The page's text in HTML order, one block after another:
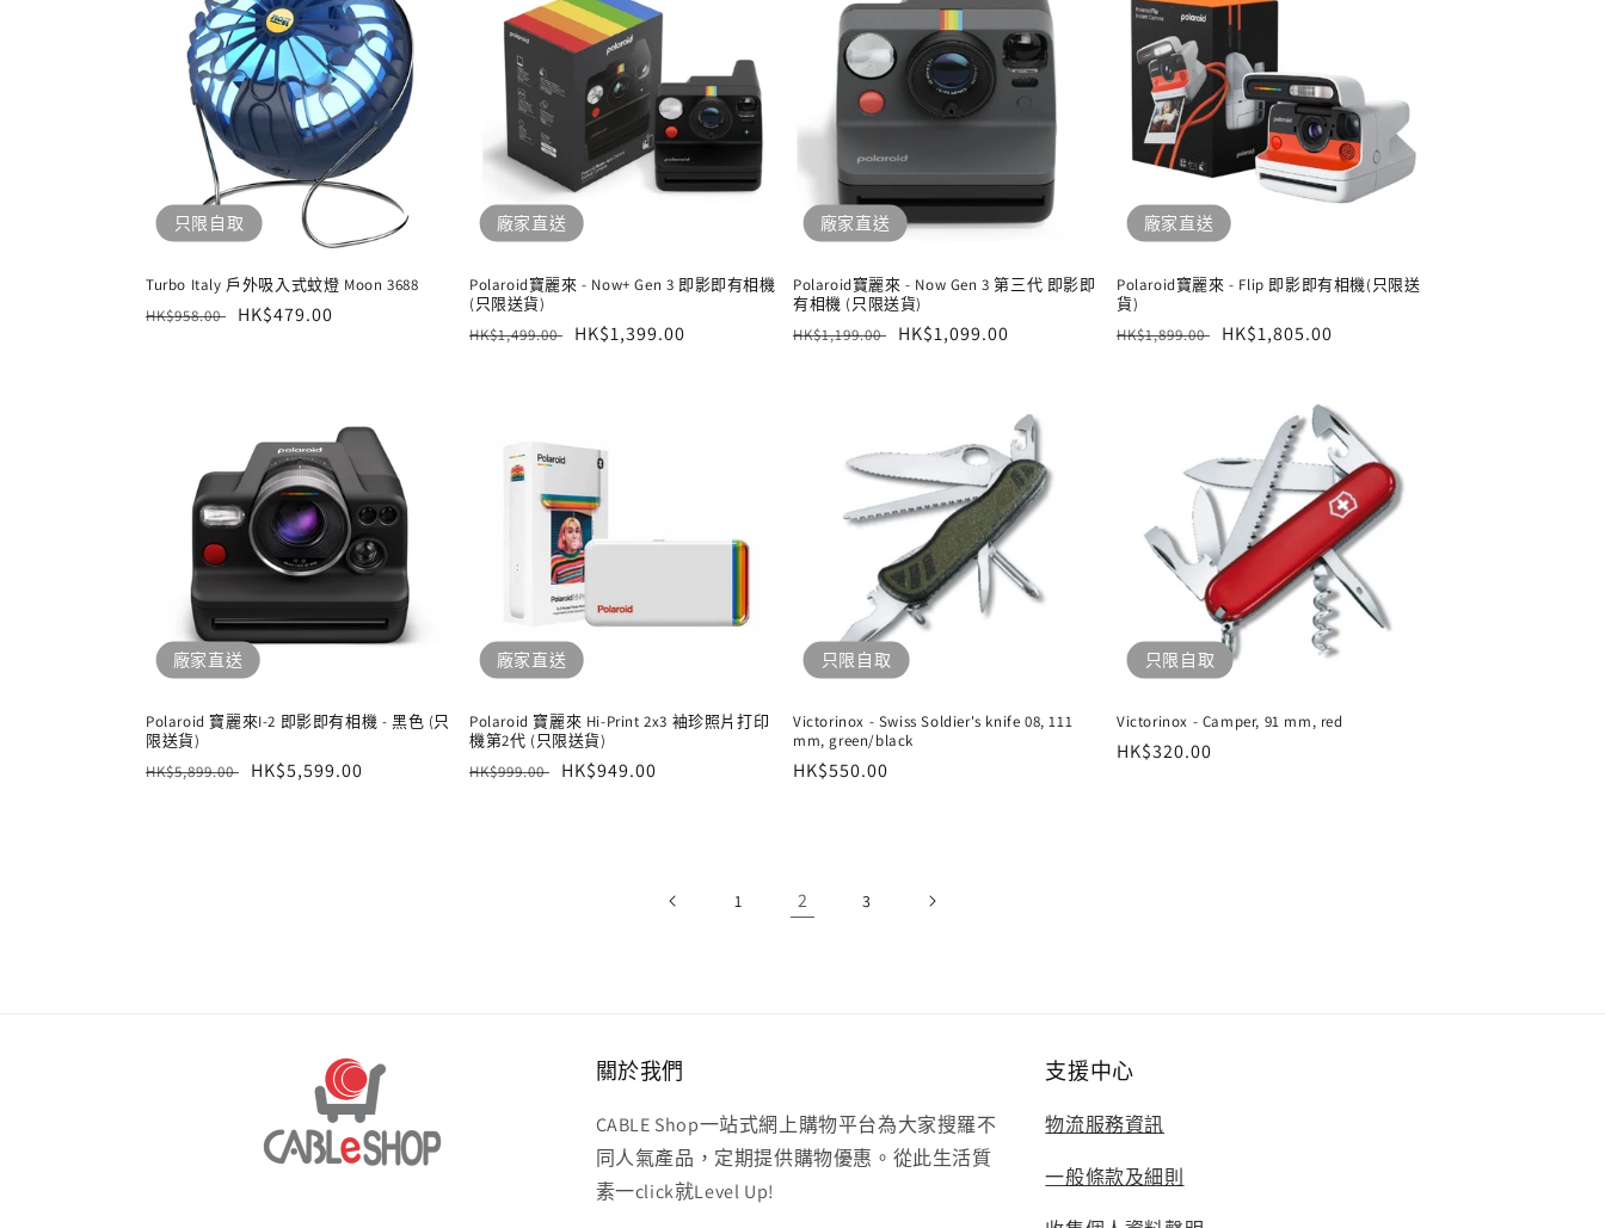
只限自取
Turbo Italy 戶外吸入式蚊燈 Moon 3688
定
HK$958.00
售
HK$479.00
廠家直送
Polaroid寶麗來 - Now+ Gen 3 即影即有相機
(只限送貨)
定
HK$1,499.00
售
HK$1,399.00
廠家直送
Polaroid寶麗來 - Now Gen 3 第三代 即影即
有相機 (只限送貨)
定
HK$1,199.00
售
HK$1,099.00
廠家直送
Polaroid寶麗來 - Flip 即影即有相機(只限送
貨)
定
HK$1,899.00
售
HK$1,805.00
廠家直送
Polaroid 寶麗來I-2 即影即有相機 - 黑色 (只
限送貨)
定
HK$5,899.00
售
HK$5,599.00
廠家直送
Polaroid 寶麗來 Hi-Print 2x3 袖珍照片打印
機第2代 (只限送貨)
定
HK$999.00
售
HK$949.00
只限自取
Victorinox - Swiss Soldier's knife 08, 111
mm, green/black
定
HK$550.00
只限自取
Victorinox - Camper, 91 mm, red
定
HK$320.00
1 2 3
關於我們
CABLE Shop一站式網上購物平台為大家搜羅不
同人氣產品，定期提供購物優惠。從此生活質
素一click就Level Up!
支援中心
物流服務資訊
一般條款及細則